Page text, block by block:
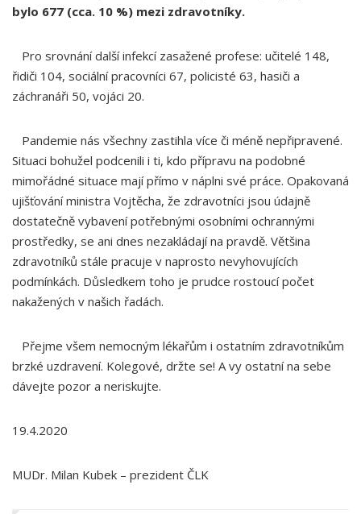
bylo 677 (cca. 10 %) mezi zdravotníky.
Pro srovnání další infekcí zasažené profese: učitelé 148,
řidiči 104, sociální pracovníci 67, policisté 63, hasiči a
záchranáři 50, vojáci 20.
Pandemie nás všechny zastihla více či méně nepřipravené.
Situaci bohužel podcenili i ti, kdo přípravu na podobné
mimořádné situace mají přímo v náplni své práce. Opakovaná
ujišťování ministra Vojtěcha, že zdravotníci jsou údajně
dostatečně vybavení potřebnými osobními ochrannými
prostředky, se ani dnes nezakládají na pravdě. Většina
zdravotníků stále pracuje v naprosto nevyhovujících
podmínkách. Důsledkem toho je prudce rostoucí počet
nakažených v našich řadách.
Přejme všem nemocným lékařům i ostatním zdravotníkům
brzké uzdravení. Kolegové, držte se! A vy ostatní na sebe
dávejte pozor a neriskujte.
19.4.2020
MUDr. Milan Kubek – prezident ČLK